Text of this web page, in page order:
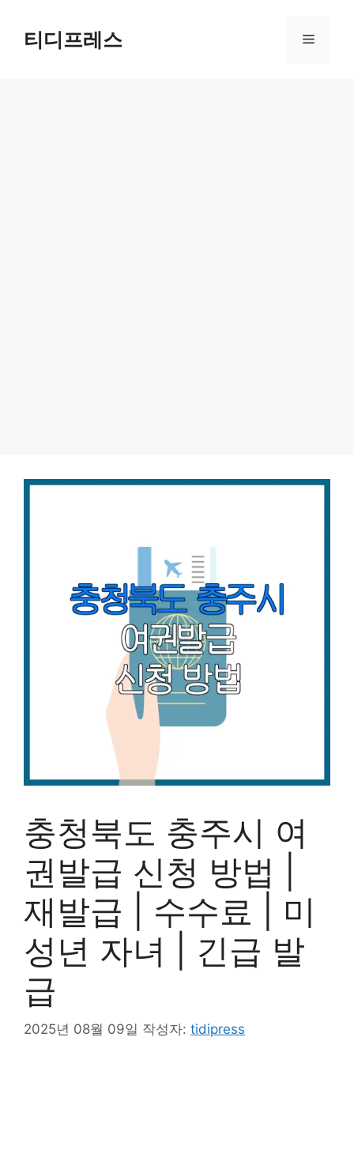
티디프레스 메
충청북도 충주시 여
권발급 신청 방법 |
재발급 | 수수료 | 미
성년 자녀 | 긴급 발
급
2025년 08월 09일 작성자: tidipress